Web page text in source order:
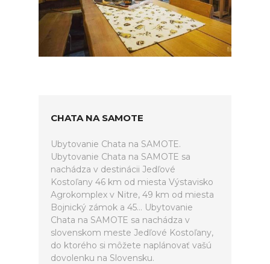
CHATA NA SAMOTE
Ubytovanie Chata na SAMOTE.
Ubytovanie Chata na SAMOTE sa
nachádza v destinácii Jedľové
Kostoľany 46 km od miesta Výstavisko
Agrokomplex v Nitre, 49 km od miesta
Bojnický zámok a 45... Ubytovanie
Chata na SAMOTE sa nachádza v
slovenskom meste Jedľové Kostoľany,
do ktorého si môžete naplánovať vašú
dovolenku na Slovensku.